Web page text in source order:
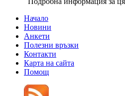
Начало
Новини
Анкети
Полезни връзки
Контакти
Карта на сайта
Помощ